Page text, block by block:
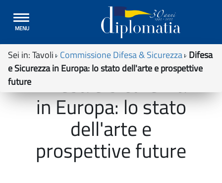
Toggle
navigation
MENU
Sei in:Tavoli Commissione Difesa & Sicurezza Difesa
e Sicurezza in Europa: lo stato dell'arte e prospettive
future Difesa e Sicurezza
in Europa: lo stato
dell'arte e
prospettive future